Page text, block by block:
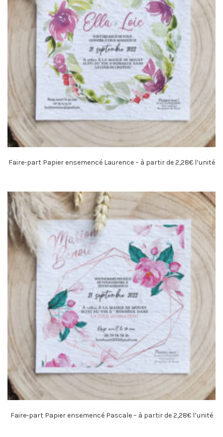
Faire-part Papier ensemencé Laurence – à partir de 2,28€ l’unité
Faire-part Papier ensemencé Pascale – à partir de 2,28€ l’unité